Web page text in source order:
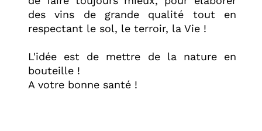
des vins de grande qualité tout en
respectant le sol, le terroir, la Vie !
L'idée est de mettre de la nature en
bouteille !
A votre bonne santé !